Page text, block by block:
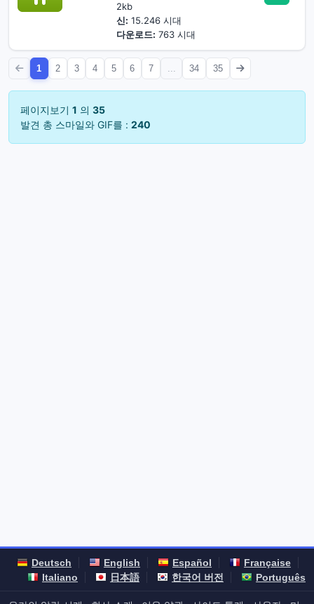
2kb
신: 15.246 시대
다운로드: 763 시대
1 2 3 4 5 6 7 34 35
페이지보기 1 의 35
발견 총 스마일와 GIF를 : 240
Deutsch English Español
Française
Italiano
日本語 한국어 버전 Português